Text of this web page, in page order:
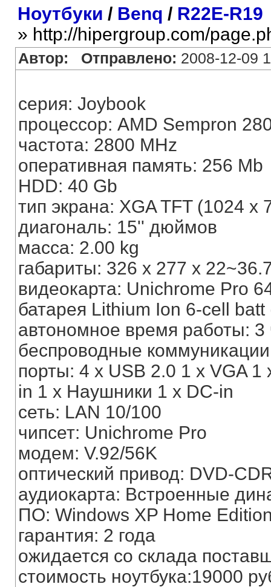
Ноутбуки / Benq / R22E-R19
» http://hipergroup.com/
Автор: Отправлено: 2008-12-09
серия: Joybook
процессор: AMD Sempron
частота: 2800 MHz
оперативная память: 256 Mb
HDD: 40 Gb
тип экрана: XGA TFT (1024 x
диагональ: 15'' дюймов
масса: 2.00 kg
габариты: 326 x 277 x
видеокарта: Unichrome Pro
батарея Lithium Ion 6-cell
автономное время работы: 3
беспроводные
порты: 4 x USB 2.0 1 x VGA
in 1 x Наушники 1 x DC-in
сеть: LAN 10/100
чипсет: Unichrome Pro
модем: V.92/56K
оптический привод: DVD-
аудиокарта: Встроенные
ПО: Windows XP Home
гарантия: 2 года
ожидается со склада
стоимость ноутбука:19000